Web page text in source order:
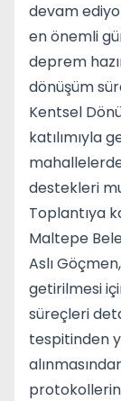
devam
en önemli
deprem
dönüşüm
Kentsel
katılımıyla
destekleri
Toplantıya
Maltepe
Aslı Göçmen
getirilmesi
süreçleri
tespitinden